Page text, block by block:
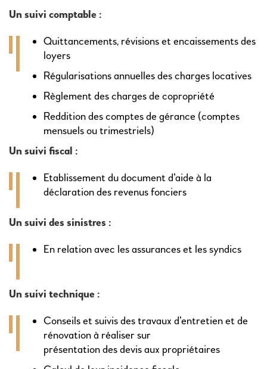
Un suivi comptable :
Quittancements, révisions et encaissements des
loyers
Régularisations annuelles des charges locatives
Règlement des charges de copropriété
Reddition des comptes de gérance (comptes
mensuels ou trimestriels)
Un suivi fiscal :
Etablissement du document d’aide à la
déclaration des revenus fonciers
Un suivi des sinistres :
En relation avec les assurances et les syndics
Un suivi technique :
Conseils et suivis des travaux d’entretien et de
rénovation à réaliser sur
présentation des devis aux propriétaires